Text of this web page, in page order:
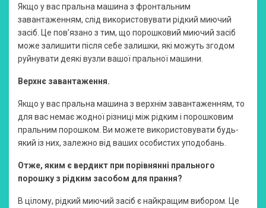
Якщо у вас пральна машина з фронтальним
завантаженням, слід використовувати рідкий миючий
засіб. Це пов’язано з тим, що порошковий миючий засіб
може залишити після себе залишки, які можуть згодом
руйнувати деякі вузли вашої пральної машини.
Верхнє завантаження.
Якщо у вас пральна машина з верхнім завантаженням, то
для вас немає жодної різниці між рідким і порошковим
пральним порошком. Ви можете використовувати будь-
який із них, залежно від ваших особистих уподобань.
Отже, яким є вердикт при порівнянні прального
порошку з рідким засобом для прання?
В цілому, рідкий миючий засіб є найкращим вибором. Це